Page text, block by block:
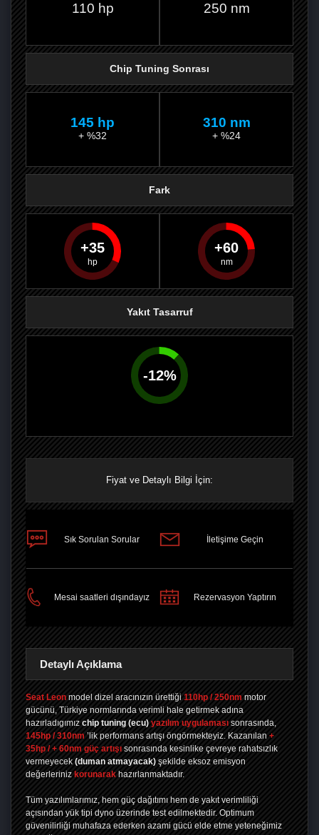
PAYLAŞPAYLAŞPLUS'TA
110 hp 250 nm
Chip Tuning Sonrası
145 hp
+ %32
310 nm
+ %24
Fark
35 60
Yakıt Tasarruf
-12%
Fiyat ve Detaylı Bilgi İçin:
Sık Sorulan Sorular İletişime Geçin
Mesai saatleri dışındayız Rezervasyon Yaptırın
Detaylı Açıklama
Seat Leon model dizel aracınızın ürettiği 110hp / 250nm motor
gücünü, Türkiye normlarında verimli hale getirmek adına
hazırladıgımız chip tuning (ecu) yazılım uygulaması sonrasında,
145hp / 310nm ’lik performans artışı öngörmekteyiz. Kazanılan +
35hp / + 60nm güç artışı sonrasında kesinlike çevreye rahatsızlık
vermeyecek (duman atmayacak) şekilde eksoz emisyon
değerleriniz korunarak hazırlanmaktadır.
Tüm yazılımlarımız, hem güç dağıtımı hem de yakıt verimliliği
açısından yük tipi dyno üzerinde test edilmektedir. Optimum
güvenilirliği muhafaza ederken azami gücü elde etme yeteneğimiz